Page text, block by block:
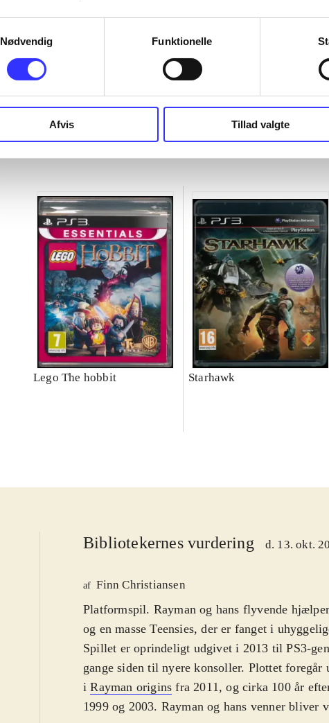
Nødvendig
Funktionelle
Afvis Tillad valgte
Rayman M
Rayman 3
Lego The hobbit Starhawk
Bibliotekernes vurdering d. 13. okt.
af Finn Christiansen
Platformspil. Rayman og hans flyvende
og en masse Teensies, der er fanget i
Spillet er oprindeligt udgivet i 2013 til PS3-
gange siden til nyere konsoller. Plottet foregår
iRayman origins fra 2011, og cirka 100 år
1999 og 2003. Rayman og hans venner bliver